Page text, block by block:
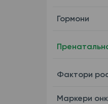
Гормони
Фактори
Маркери